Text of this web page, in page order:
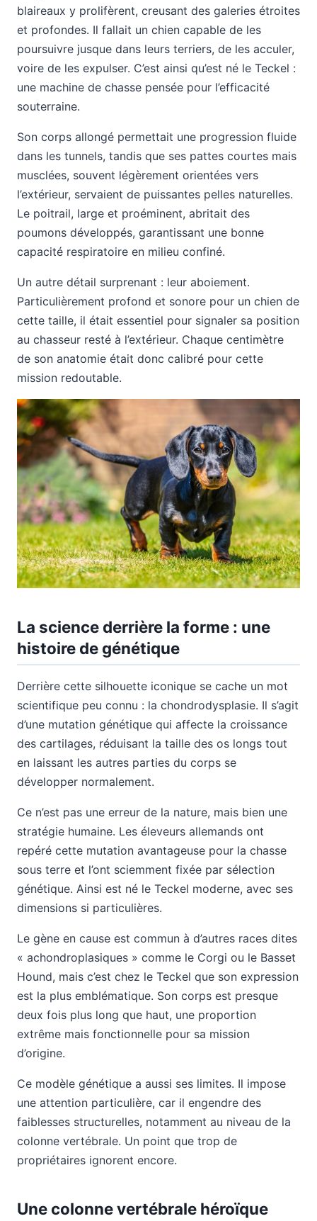
blaireaux y prolifèrent, creusant des galeries étroites
et profondes. Il fallait un chien capable de les
poursuivre jusque dans leurs terriers, de les acculer,
voire de les expulser. C’est ainsi qu’est né le Teckel :
une machine de chasse pensée pour l’efficacité
souterraine.
Son corps allongé permettait une progression fluide
dans les tunnels, tandis que ses pattes courtes mais
musclées, souvent légèrement orientées vers
l’extérieur, servaient de puissantes pelles naturelles.
Le poitrail, large et proéminent, abritait des
poumons développés, garantissant une bonne
capacité respiratoire en milieu confiné.
Un autre détail surprenant : leur aboiement.
Particulièrement profond et sonore pour un chien de
cette taille, il était essentiel pour signaler sa position
au chasseur resté à l’extérieur. Chaque centimètre
de son anatomie était donc calibré pour cette
mission redoutable.
La science derrière la forme : une
histoire de génétique
Derrière cette silhouette iconique se cache un mot
scientifique peu connu : la chondrodysplasie. Il s’agit
d’une mutation génétique qui affecte la croissance
des cartilages, réduisant la taille des os longs tout
en laissant les autres parties du corps se
développer normalement.
Ce n’est pas une erreur de la nature, mais bien une
stratégie humaine. Les éleveurs allemands ont
repéré cette mutation avantageuse pour la chasse
sous terre et l’ont sciemment fixée par sélection
génétique. Ainsi est né le Teckel moderne, avec ses
dimensions si particulières.
Le gène en cause est commun à d’autres races dites
« achondroplasiques » comme le Corgi ou le Basset
Hound, mais c’est chez le Teckel que son expression
est la plus emblématique. Son corps est presque
deux fois plus long que haut, une proportion
extrême mais fonctionnelle pour sa mission
d’origine.
Ce modèle génétique a aussi ses limites. Il impose
une attention particulière, car il engendre des
faiblesses structurelles, notamment au niveau de la
colonne vertébrale. Un point que trop de
propriétaires ignorent encore.
Une colonne vertébrale héroïque